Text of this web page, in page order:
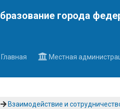
города
Главная
Местная
Взаимодействие и